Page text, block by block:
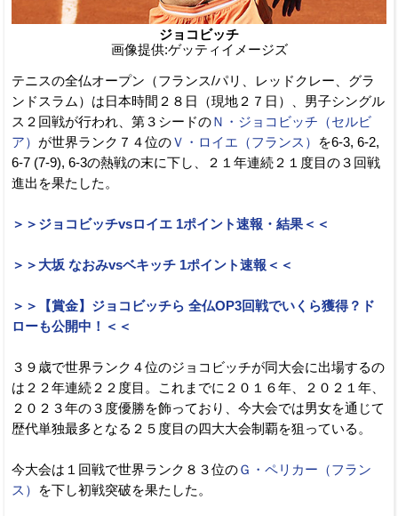
ジョコビッチ
画像提供:ゲッティイメージズ
テニスの全仏オープン（フランス/パリ、レッドクレー、グラ
ンドスラム）は日本時間２８日（現地２７日）、男子シングル
ス２回戦が行われ、第３シードのＮ・ジョコビッチ（セルビ
ア） が世界ランク７４位のＶ・ロイエ（フランス）
を6-3, 6-2,
6-7 (7-9), 6-3の熱戦の末に下し、２１年連続２１度目の３回戦
進出を果たした。
＞＞ジョコビッチvsロイエ 1ポイント速報・結果＜＜
＞＞大坂 なおみvsベキッチ 1ポイント速報＜＜
＞＞【賞金】ジョコビッチら 全仏OP3回戦でいくら獲得？ド
ローも公開中！＜＜
３９歳で世界ランク４位のジョコビッチが同大会に出場するの
は２２年連続２２度目。これまでに２０１６年、２０２１年、
２０２３年の３度優勝を飾っており、今大会では男女を通じて
歴代単独最多となる２５度目の四大大会制覇を狙っている。
今大会は１回戦で世界ランク８３位のＧ・ペリカー（フラン
ス）
を下し初戦突破を果たした。